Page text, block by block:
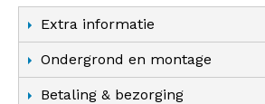
Extra informatie
Ondergrond en montage
Betaling & bezorging